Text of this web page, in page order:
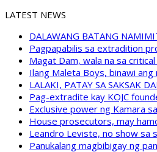
LATEST NEWS
DALAWANG BATANG
Pagpapabilis sa extradition
Magat Dam, wala na sa
Ilang Maleta Boys, binawi
LALAKI, PATAY SA SAKSAK
Pag-extradite kay KOJC
Exclusive power ng Kamara
House prosecutors, may
Leandro Leviste, no show sa
Panukalang magbibigay ng